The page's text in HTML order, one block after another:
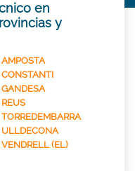
en
y
AMPOSTA
CONSTANTI
GANDESA
REUS
TORREDEMBARRA
ULLDECONA
VENDRELL (EL)